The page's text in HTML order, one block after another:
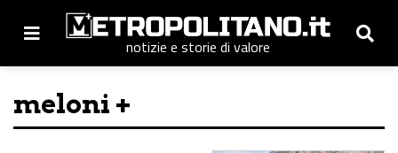
notizie e storie di valore
meloni +